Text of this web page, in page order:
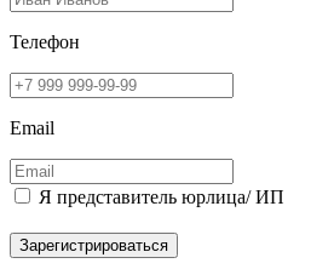
Телефон
Email
Я представитель юрлица/ ИП
Зарегистрироваться